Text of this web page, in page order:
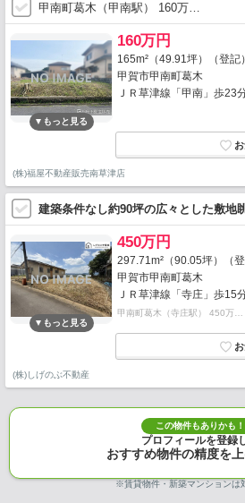
甲南町葛木（甲南駅） 160万…
160万円
165m²（49.91坪）（登記）
甲賀市甲南町葛木
ＪＲ草津線「甲南」歩23
(株)福屋不動産販売南草津店
建築条件なし約90坪の広々とした敷地
450万円
297.71m²（90.05坪）（登
甲賀市甲南町葛木
ＪＲ草津線「寺庄」歩15
甲南町葛木（寺庄駅） 450万…
(株)しげのぶ不動産
この物件もありかも！
プロフィールを登録
おすすめ物件の精度を上
※賃貸物件・新築マンションは